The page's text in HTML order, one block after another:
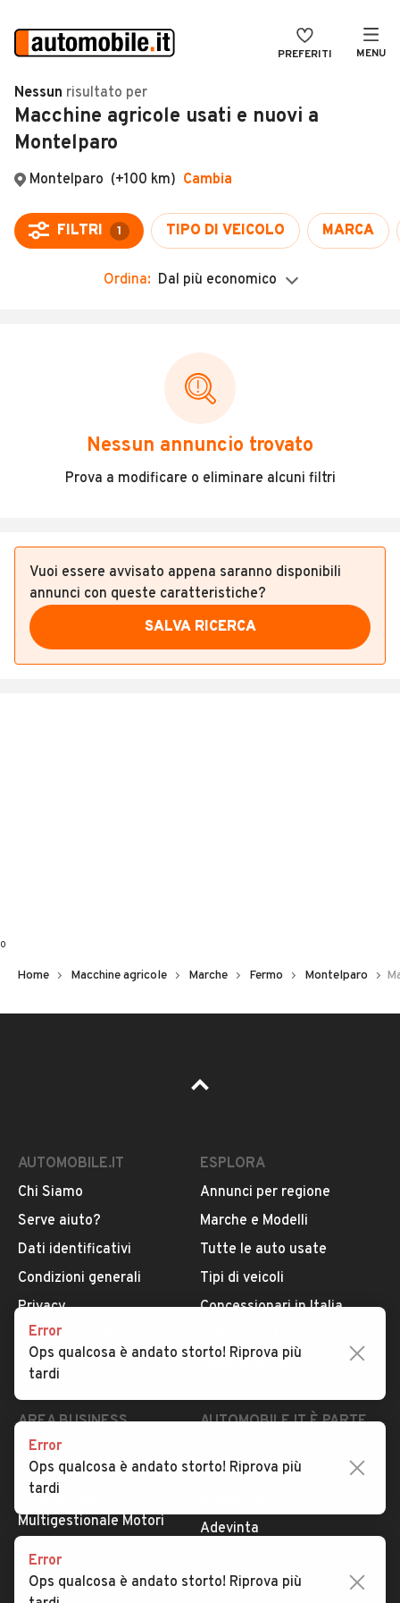
PREFERITI MENU
Auto
Auto usate
Auto Km 0
Auto Nuove
Concessionari
VENDI
MAGAZINE
ACCEDI
Nessun risultato per
Macchine agricole usati e nuovi a
Montelparo
Montelparo (+100 km) Cambia
FILTRI 1 TIPO DI VEICOLO MARCA
Ordina: Dal più economico
Nessun annuncio trovato
Prova a modificare o eliminare alcuni filtri
Vuoi essere avvisato appena saranno disponibili
annunci con queste caratteristiche?
SALVA RICERCA
0
Home Macchine agricole Marche Fermo Montelparo
AUTOMOBILE.IT
Chi Siamo
Serve aiuto?
Dati identificativi
Condizioni generali
Privacy
Impostazioni Privacy
Security
ESPLORA
Annunci per regione
Marche e Modelli
Tutte le auto usate
Tipi di veicoli
Concessionari in Italia
Valutazione auto
AREA BUSINESS
Registrazione
concessionario
Multigestionale Motori
AUTOMOBILE.IT È PARTE
subito.it
Adevinta
SEGUICI
Error
Ops qualcosa è andato storto! Riprova più
tardi
Error
Ops qualcosa è andato storto! Riprova più
tardi
Error
Ops qualcosa è andato storto! Riprova più